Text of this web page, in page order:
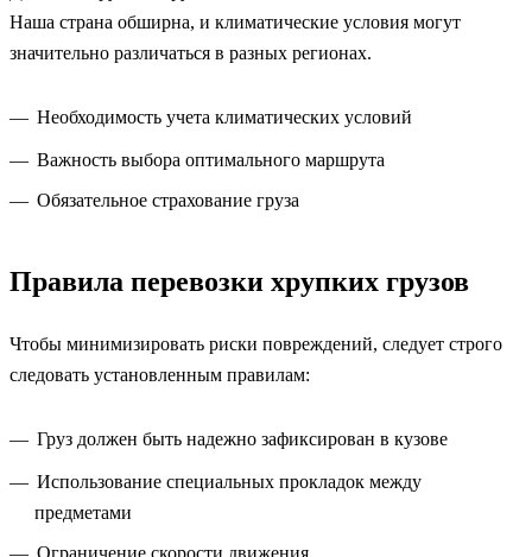
Наша страна обширна, и климатические условия могут
значительно различаться в разных регионах.
Необходимость учета климатических условий
Важность выбора оптимального маршрута
Обязательное страхование груза
Правила перевозки хрупких грузов
Чтобы минимизировать риски повреждений, следует строго
следовать установленным правилам:
Груз должен быть надежно зафиксирован в кузове
Использование специальных прокладок между
предметами